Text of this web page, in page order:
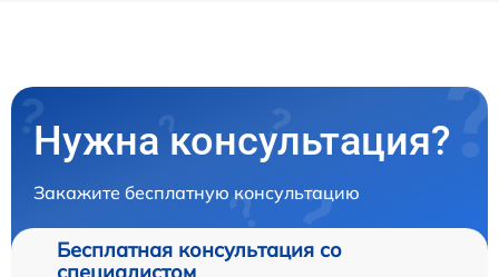
Нужна консультация?
Закажите бесплатную консультацию
Бесплатная консультация со
специалистом